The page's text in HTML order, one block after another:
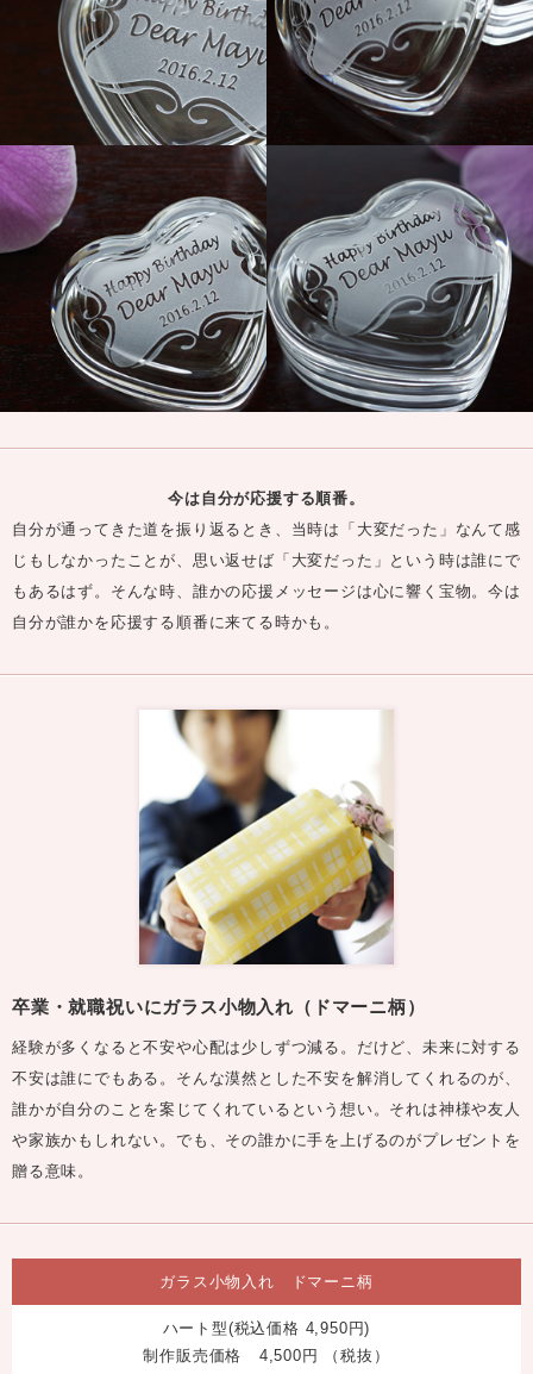
今は自分が応援する順番。
自分が通ってきた道を振り返るとき、当時は「大変だった」なんて感
じもしなかったことが、思い返せば「大変だった」という時は誰にで
もあるはず。そんな時、誰かの応援メッセージは心に響く宝物。今は
自分が誰かを応援する順番に来てる時かも。
卒業・就職祝いにガラス小物入れ（ドマーニ柄）
経験が多くなると不安や心配は少しずつ減る。だけど、未来に対する
不安は誰にでもある。そんな漠然とした不安を解消してくれるのが、
誰かが自分のことを案じてくれているという想い。それは神様や友人
や家族かもしれない。でも、その誰かに手を上げるのがプレゼントを
贈る意味。
ガラス小物入れ ドマーニ柄
ハート型(税込価格 4,950円)
制作販売価格
4,500円 （税抜）